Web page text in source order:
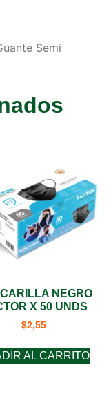
Semi
NEGRO
X 50 UNDS
$2,55
AL CARRITO